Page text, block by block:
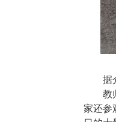
据介
教师
家还参